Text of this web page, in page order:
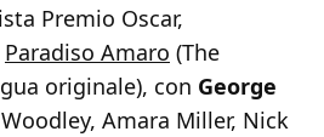
Premio Oscar,
Paradiso Amaro (The
originale), con George
Amara Miller, Nick